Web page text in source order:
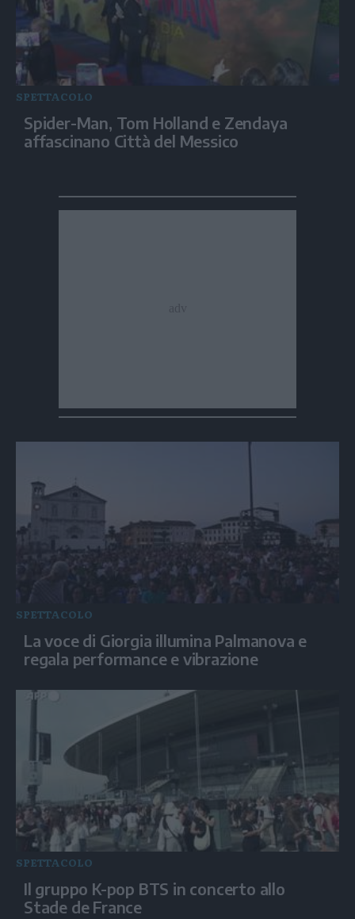
SPETTACOLO
Spider-Man, Tom Holland e Zendaya
affascinano Città del Messico
SPETTACOLO
La voce di Giorgia illumina Palmanova e
regala performance e vibrazione
SPETTACOLO
Il gruppo K-pop BTS in concerto allo
Stade de France